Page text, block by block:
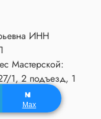
ИНН
Мастерской:
1, 2 подъезд, 1
Max